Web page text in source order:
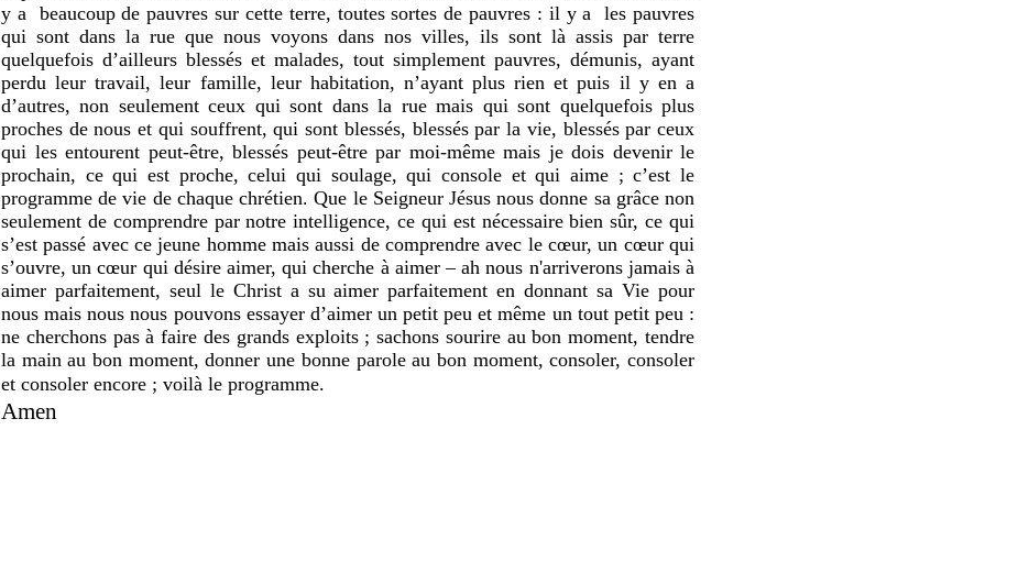
y a beaucoup de pauvres sur cette terre, toutes sortes de pauvres : il y a les pauvres
qui sont dans la rue que nous voyons dans nos villes, ils sont là assis par terre
quelquefois d’ailleurs blessés et malades, tout simplement pauvres, démunis, ayant
perdu leur travail, leur famille, leur habitation, n’ayant plus rien et puis il y en a
d’autres, non seulement ceux qui sont dans la rue mais qui sont quelquefois plus
proches de nous et qui souffrent, qui sont blessés, blessés par la vie, blessés par ceux
qui les entourent peut-être, blessés peut-être par moi-même mais je dois devenir le
prochain, ce qui est proche, celui qui soulage, qui console et qui aime ; c’est le
programme de vie de chaque chrétien. Que le Seigneur Jésus nous donne sa grâce non
seulement de comprendre par notre intelligence, ce qui est nécessaire bien sûr, ce qui
s’est passé avec ce jeune homme mais aussi de comprendre avec le cœur, un cœur qui
s’ouvre, un cœur qui désire aimer, qui cherche à aimer – ah nous n'arriverons jamais à
aimer parfaitement, seul le Christ a su aimer parfaitement en donnant sa Vie pour
nous mais nous nous pouvons essayer d’aimer un petit peu et même un tout petit peu :
ne cherchons pas à faire des grands exploits ; sachons sourire au bon moment, tendre
la main au bon moment, donner une bonne parole au bon moment, consoler, consoler
et consoler encore ; voilà le programme.
Amen